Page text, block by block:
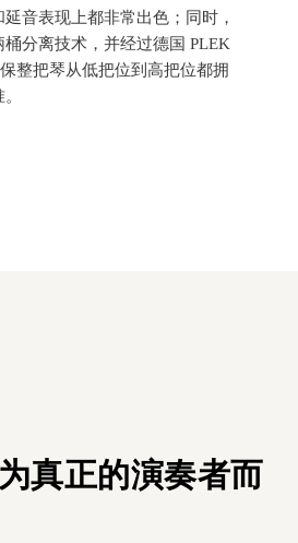
音表现上都非常出色；同时，
分离技术，并经过德国 PLEK
整把琴从低把位到高把位都拥
真正的演奏者而